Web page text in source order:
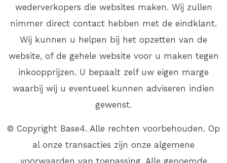
wederverkopers die websites maken. Wij zullen
nimmer direct contact hebben met de eindklant.
Wij kunnen u helpen bij het opzetten van de
website, of de gehele website voor u maken tegen
inkoopprijzen. U bepaalt zelf uw eigen marge
waarbij wij u eventueel kunnen adviseren indien
gewenst.
© Copyright Base4. Alle rechten voorbehouden. Op
al onze transacties zijn onze algemene